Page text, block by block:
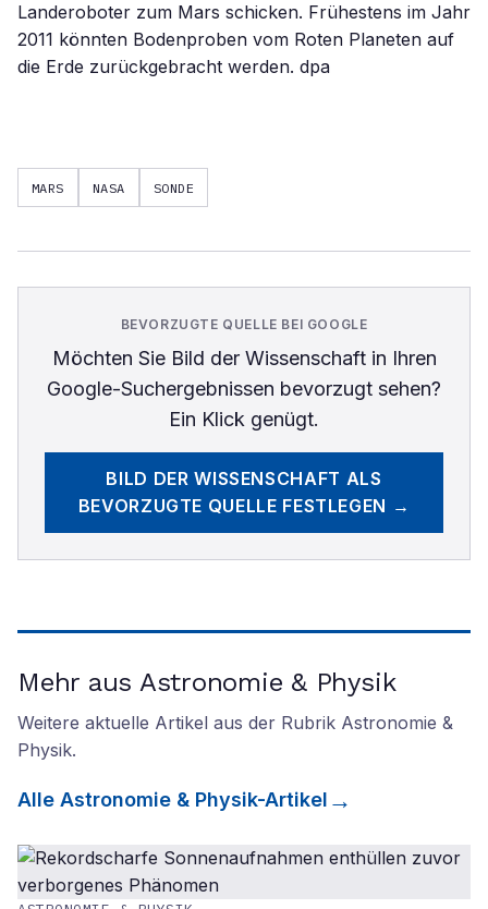
Landeroboter zum Mars schicken. Frühestens im Jahr
2011 könnten Bodenproben vom Roten Planeten auf
die Erde zurückgebracht werden. dpa
MARS NASA SONDE
BEVORZUGTE QUELLE BEI GOOGLE
Möchten Sie Bild der Wissenschaftin Ihren
Google-Suchergebnissen bevorzugt sehen?
Ein Klick genügt.
BILD DER WISSENSCHAFT ALS
BEVORZUGTE QUELLE FESTLEGEN →
Mehr aus Astronomie & Physik
Weitere aktuelle Artikel aus der Rubrik Astronomie &
Physik.
Alle Astronomie & Physik-Artikel